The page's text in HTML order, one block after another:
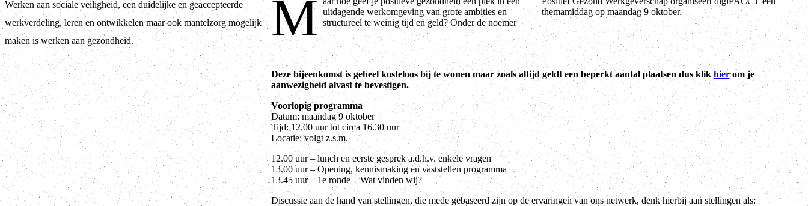
Werken aan sociale veiligheid, een duidelijke en geaccepteerde
werkverdeling, leren en ontwikkelen maar ook mantelzorg mogelijk
maken is werken aan gezondheid.
M uitdagende werkomgeving van grote ambities en
structureel te weinig tijd en geld? Onder de noemer
themamiddag op maandag 9 oktober.
Deze bijeenkomst is geheel kosteloos bij te wonen maar zoals altijd geldt een beperkt aantal plaatsen dus klikhierom je
aanwezigheid alvast te bevestigen.
Voorlopig programma
Datum: maandag 9 oktober
Tijd: 12.00 uur tot circa 16.30 uur
Locatie: volgt z.s.m.
12.00 uur – lunch en eerste gesprek a.d.h.v. enkele vragen
13.00 uur – Opening, kennismaking en vaststellen programma
13.45 uur – 1e ronde – Wat vinden wij?
Discussie aan de hand van stellingen, die mede gebaseerd zijn op de ervaringen van ons netwerk, denk hierbij aan stellingen als: